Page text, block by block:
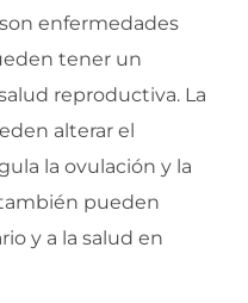
enfermedades
tener un
reproductiva. La
alterar el
la ovulación y la
pueden
y a la salud en